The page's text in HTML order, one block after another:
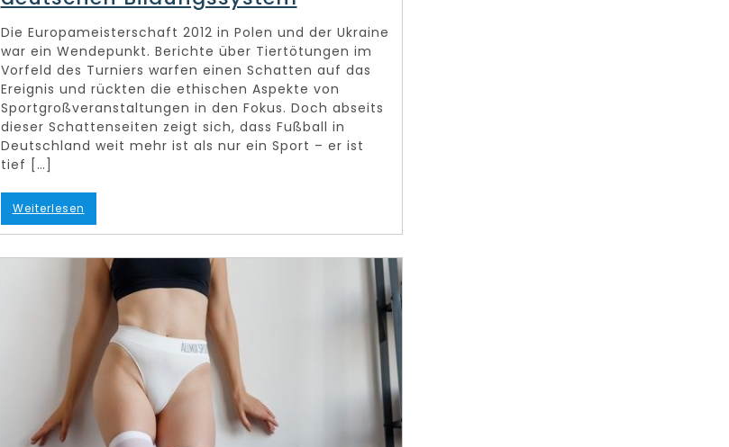
Die Europameisterschaft 2012 in Polen und der Ukraine
war ein Wendepunkt. Berichte über Tiertötungen im
Vorfeld des Turniers warfen einen Schatten auf das
Ereignis und rückten die ethischen Aspekte von
Sportgroßveranstaltungen in den Fokus. Doch abseits
dieser Schattenseiten zeigt sich, dass Fußball in
Deutschland weit mehr ist als nur ein Sport – er ist
tief […]
Weiterlesen